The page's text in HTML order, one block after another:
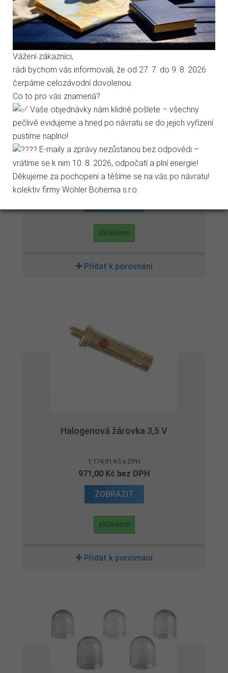
Stabilizační koule ᴓ 30x27 mm
1 609,30 Kč s DPH
1 330,00 Kč bez DPH
skladem
Přidat k porovnání
Halogenová žárovka 3,5 V
1 174,91 Kč s DPH
971,00 Kč bez DPH
ZOBRAZIT
skladem
Přidat k porovnání
Technické cookies
Analytické cookies
Marketingové cookies
Jen nezbytné Přijmout vše
Přejít na stránku Podrobně o cookies
Vážení zákazníci,
rádi bychom vás informovali, že od 27. 7. do 9. 8. 2026
čerpáme celozávodní dovolenou.
Co to pro vás znamená?
Vaše objednávky nám klidně pošlete – všechny
pečlivě evidujeme a hned po návratu se do jejich vyřízení
pustíme naplno!
E-maily a zprávy nezůstanou bez odpovědi –
vrátíme se k nim 10. 8. 2026, odpočatí a plní energie!
Děkujeme za pochopení a těšíme se na vás po návratu!
kolektiv firmy Wöhler Bohemia s.r.o.